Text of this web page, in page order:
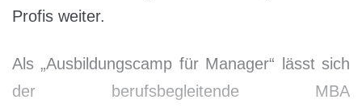
Profis weiter.
Als „Ausbildungscamp für Manager“ lässt sich
der berufsbegleitende MBA